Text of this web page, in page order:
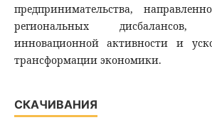
предпринимательства,
региональных дисбалансов,
инновационной активности и
трансформации экономики.
СКАЧИВАНИЯ